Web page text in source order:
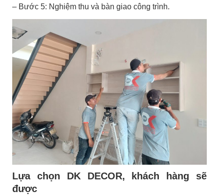
– Bước 5: Nghiệm thu và bàn giao công trình.
Lựa chọn DK DECOR, khách hàng sẽ
được